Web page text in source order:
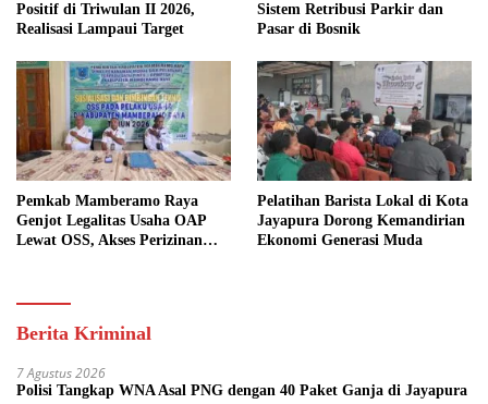
Positif di Triwulan II 2026,
Realisasi Lampaui Target
Sistem Retribusi Parkir dan
Pasar di Bosnik
Pemkab Mamberamo Raya
Genjot Legalitas Usaha OAP
Lewat OSS, Akses Perizinan
Pelatihan Barista Lokal di Kota
Jayapura Dorong Kemandirian
Ekonomi Generasi Muda
Berita Kriminal
7 Agustus 2026
Polisi Tangkap WNA Asal PNG dengan 40 Paket Ganja di Jayapura